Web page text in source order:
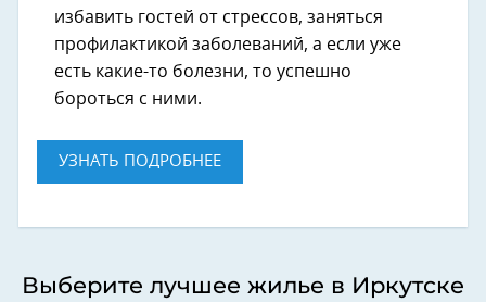
избавить гостей от стрессов, заняться
профилактикой заболеваний, а если уже
есть какие-то болезни, то успешно
бороться с ними.
УЗНАТЬ ПОДРОБНЕЕ
Выберите лучшее жилье в Иркутске